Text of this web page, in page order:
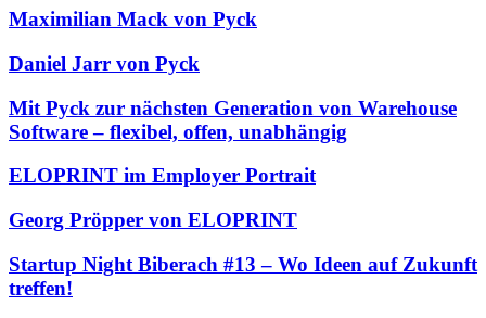
Maximilian Mack von Pyck
Daniel Jarr von Pyck
Mit Pyck zur nächsten Generation von Warehouse
Software – flexibel, offen, unabhängig
ELOPRINT im Employer Portrait
Georg Pröpper von ELOPRINT
Startup Night Biberach #13 – Wo Ideen auf Zukunft
treffen!